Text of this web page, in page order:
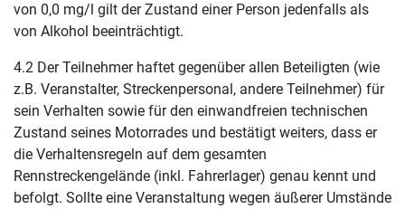
von 0,0 mg/l gilt der Zustand einer Person jedenfalls als
von Alkohol beeinträchtigt.
4.2 Der Teilnehmer haftet gegenüber allen Beteiligten (wie
z.B. Veranstalter, Streckenpersonal, andere Teilnehmer) für
sein Verhalten sowie für den einwandfreien technischen
Zustand seines Motorrades und bestätigt weiters, dass er
die Verhaltensregeln auf dem gesamten
Rennstreckengelände (inkl. Fahrerlager) genau kennt und
befolgt. Sollte eine Veranstaltung wegen äußerer Umstände